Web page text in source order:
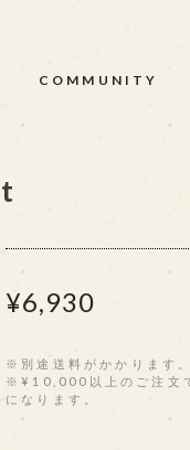
COMMUNITY
¥6,930
※別途送料がかかります。
※¥10,000以上のご注文
になります。